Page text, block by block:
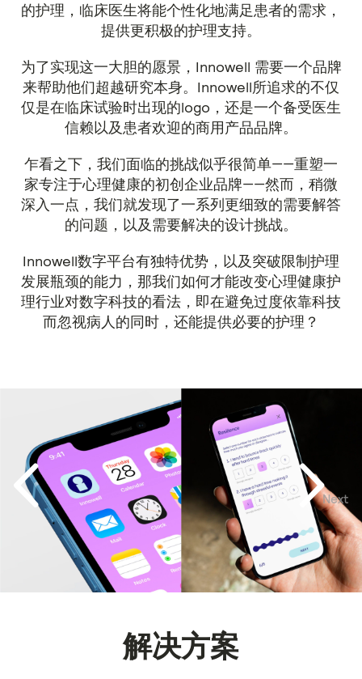
的护理，临床医生将能个性化地满足患者的需求，
提供更积极的护理支持。
为了实现这一大胆的愿景，Innowell 需要一个品牌
来帮助他们超越研究本身。Innowell所追求的不仅
仅是在临床试验时出现的logo，还是一个备受医生
信赖以及患者欢迎的商用产品品牌。
乍看之下，我们面临的挑战似乎很简单——重塑一
家专注于心理健康的初创企业品牌——然而，稍微
深入一点，我们就发现了一系列更细致的需要解答
的问题，以及需要解决的设计挑战。
Innowell数字平台有独特优势，以及突破限制护理
发展瓶颈的能力，那我们如何才能改变心理健康护
理行业对数字科技的看法，即在避免过度依靠科技
而忽视病人的同时，还能提供必要的护理？
Previous
Next
解决方案